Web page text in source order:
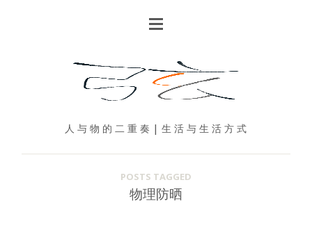
人 与 物 的 二 重 奏 | 生 活 与 生 活 方 式
POSTS TAGGED
物理防晒